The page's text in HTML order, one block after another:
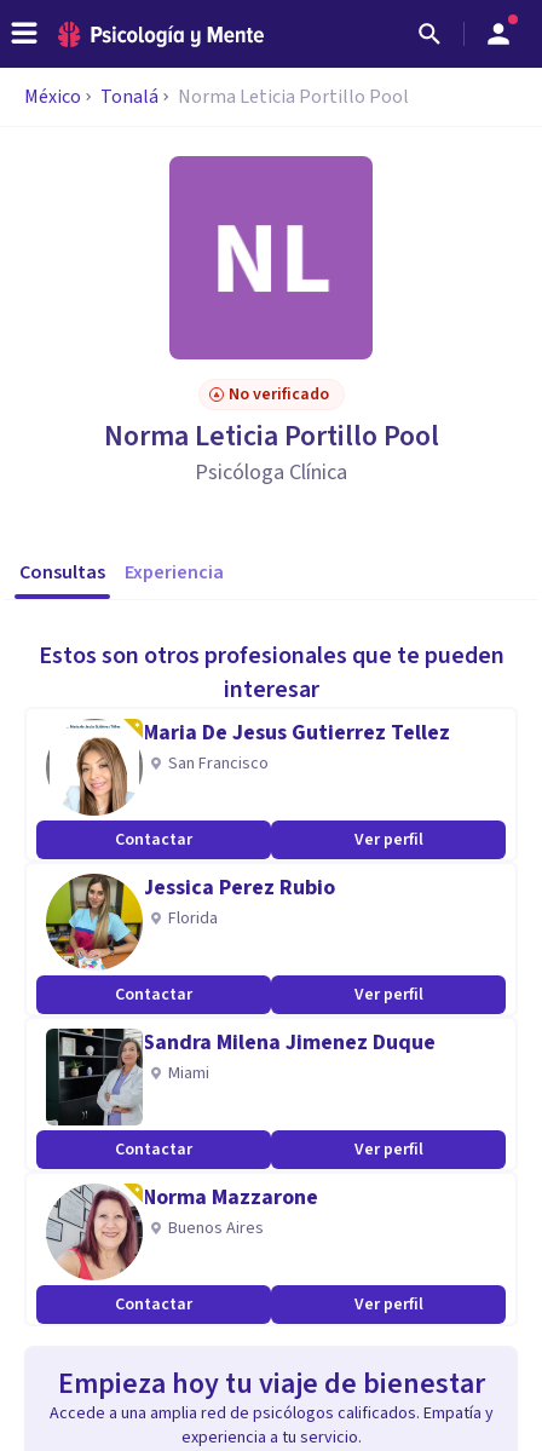
México Tonalá Norma Leticia Portillo Pool
No verificado
Norma Leticia Portillo Pool
Psicóloga Clínica
Consultas Experiencia
Estos son otros profesionales que te pueden
interesar
Maria De Jesus Gutierrez Tellez
San Francisco
Contactar Ver perfil
Jessica Perez Rubio
Florida
Contactar Ver perfil
Sandra Milena Jimenez Duque
Miami
Contactar Ver perfil
Norma Mazzarone
Buenos Aires
Contactar Ver perfil
Empieza hoy tu viaje de bienestar
Accede a una amplia red de psicólogos calificados. Empatía y
experiencia a tu servicio.